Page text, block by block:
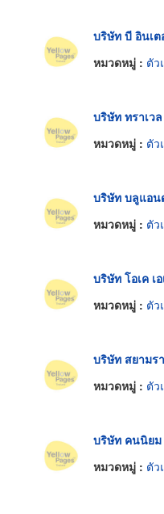
บริษัท บี อินเ
หมวดหมู่ : ตัว
บริษัท ทราเว
หมวดหมู่ : ตัว
บริษัท บลูแอน
หมวดหมู่ : ตัว
บริษัท โอเค เ
หมวดหมู่ : ตัว
บริษัท สยามร
หมวดหมู่ : ตัว
บริษัท คนนิยม
หมวดหมู่ : ตัว